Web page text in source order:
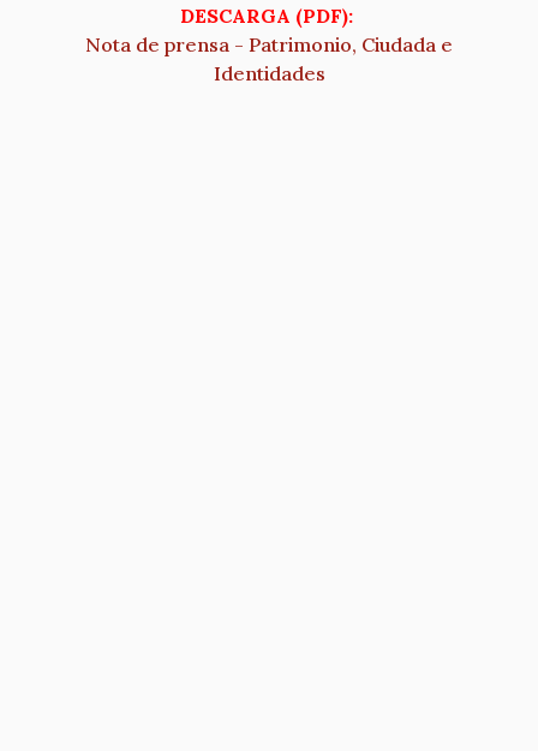
DESCARGA (PDF):
Nota de prensa - Patrimonio, Ciudada e
Identidades